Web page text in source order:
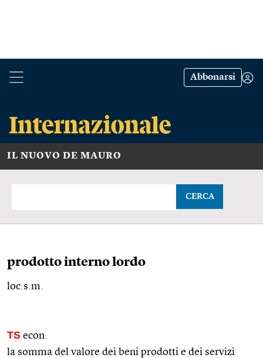
Abbonarsi
IL NUOVO DE MAURO
CERCA
prodotto interno lordo
loc.s.m.
TS econ.
la somma del valore dei beni prodotti e dei servizi